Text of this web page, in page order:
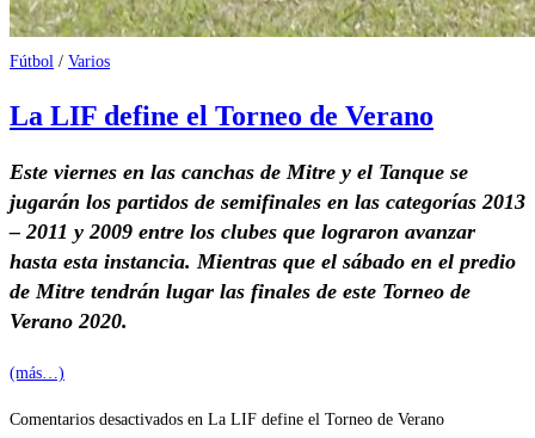
Fútbol / Varios
La LIF define el Torneo de Verano
Este viernes en las canchas de Mitre y el Tanque se
jugarán los partidos de semifinales en las categorías 2013
– 2011 y 2009 entre los clubes que lograron avanzar
hasta esta instancia. Mientras que el sábado en el predio
de Mitre tendrán lugar las finales de este Torneo de
Verano 2020.
(más…)
Comentarios desactivados en La LIF define el Torneo de Verano